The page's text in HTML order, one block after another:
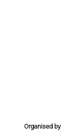
Organised by